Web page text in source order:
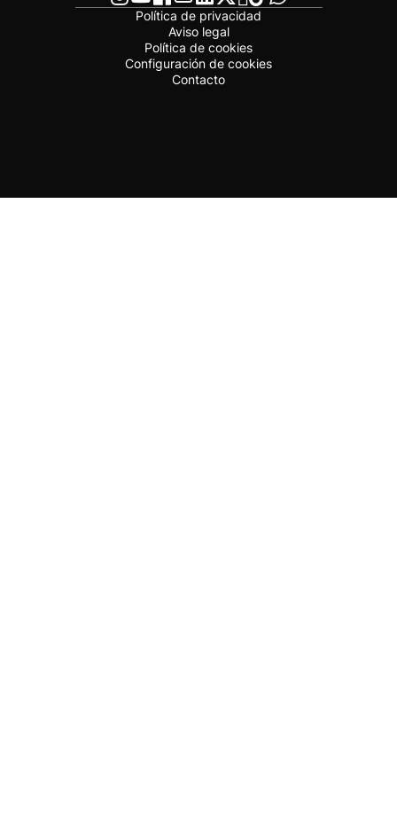
Política de privacidad
Aviso legal
Política de cookies
Configuración de cookies
Contacto